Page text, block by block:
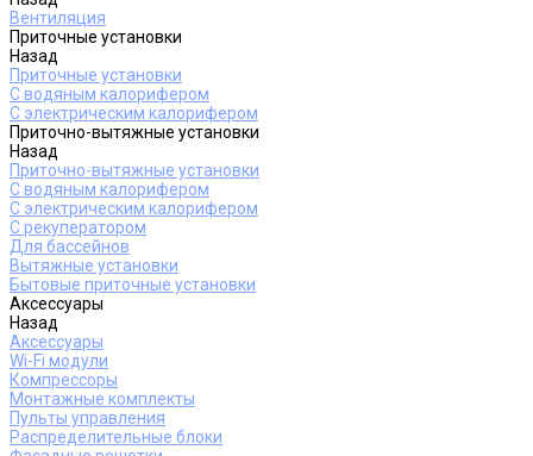
Вентиляция
Приточные установки
Назад
Приточные установки
С водяным калорифером
С электрическим калорифером
Приточно-вытяжные установки
Назад
Приточно-вытяжные установки
С водяным калорифером
С электрическим калорифером
С рекуператором
Для бассейнов
Вытяжные установки
Бытовые приточные установки
Аксессуары
Назад
Аксессуары
Wi-Fi модули
Компрессоры
Монтажные комплекты
Пульты управления
Распределительные блоки